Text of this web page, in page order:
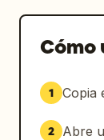
Cómo
1 Copia
2
Abre